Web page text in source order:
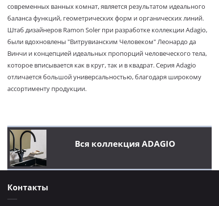
Вся коллекция ADAGIO
современных ванных комнат, является результатом идеального
баланса функций, геометрических форм и органических линий.
Штаб дизайнеров Ramon Soler при разработке коллекции Adagio,
были вдохновлены "Витрувианским Человеком" Леонардо да
Винчи и концепцией идеальных пропорций человеческого тела,
которое вписывается как в круг, так и в квадрат. Серия Adagio
отличается большой универсальностью, благодаря широкому
ассортименту продукции.
Контакты